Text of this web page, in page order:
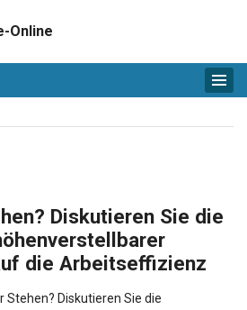
Online
Diskutieren Sie die
die Arbeitseffizienz
Stehen? Diskutieren Sie die